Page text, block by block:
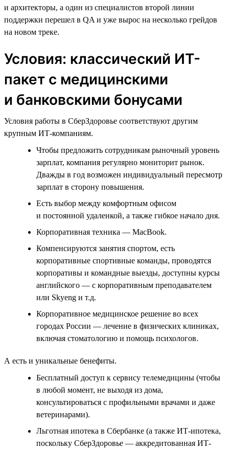
и архитекторы, а один из специалистов второй линии
поддержки перешел в QA и уже вырос на несколько грейдов
на новом треке.
Условия: классический ИТ-
пакет с медицинскими
и банковскими бонусами
Условия работы в СберЗдоровье соответствуют другим
крупным ИТ-компаниям.
Чтобы предложить сотрудникам рыночный уровень
зарплат, компания регулярно мониторит рынок.
Дважды в год возможен индивидуальный пересмотр
зарплат в сторону повышения.
Есть выбор между комфортным офисом
и постоянной удаленкой, а также гибкое начало дня.
Корпоративная техника — MacBook.
Компенсируются занятия спортом, есть
корпоративные спортивные команды, проводятся
корпоративы и командные выезды, доступны курсы
английского — с корпоративным преподавателем
или Skyeng и т.д.
Корпоративное медицинское решение во всех
городах России — лечение в физических клиниках,
включая стоматологию и помощь психологов.
А есть и уникальные бенефиты.
Бесплатный доступ к сервису телемедицины (чтобы
в любой момент, не выходя из дома,
консультироваться с профильными врачами и даже
ветеринарами).
Льготная ипотека в Сбербанке (а также ИТ-ипотека,
поскольку СберЗдоровье — аккредитованная ИТ-